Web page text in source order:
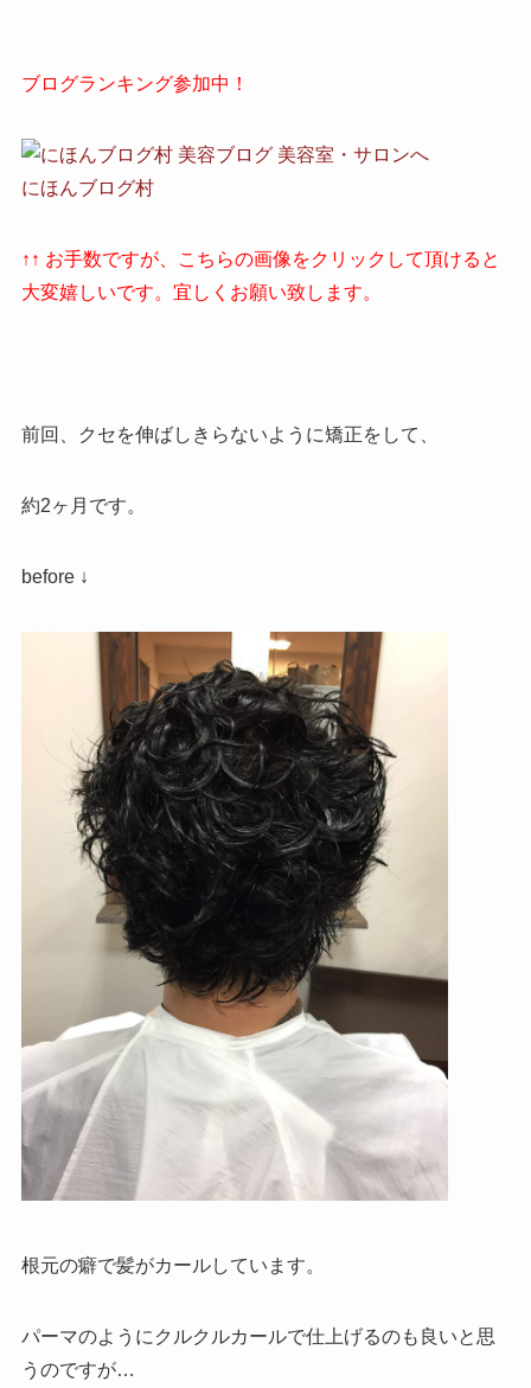
ブログランキング参加中！
にほんブログ村
↑↑ お手数ですが、こちらの画像をクリックして頂けると
大変嬉しいです。宜しくお願い致します。
前回、クセを伸ばしきらないように矯正をして、
約2ヶ月です。
before ↓
根元の癖で髪がカールしています。
パーマのようにクルクルカールで仕上げるのも良いと思
うのですが…